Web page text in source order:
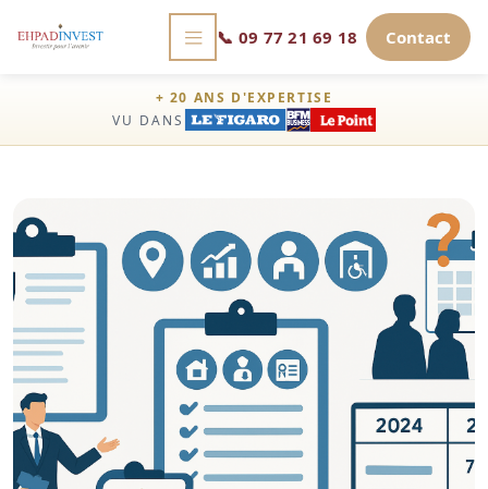
📞 09 77 21 69 18 Contact
+ 20 ANS D'EXPERTISE
VU DANS